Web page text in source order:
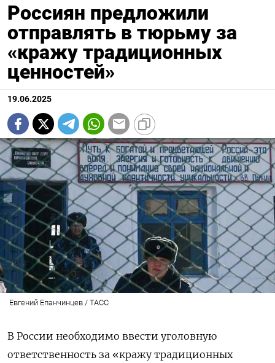
Россиян предложили
отправлять в тюрьму за
«кражу традиционных
ценностей»
19.06.2025
Евгений Епанчинцев / ТАСС
В России необходимо ввести уголовную
ответственность за «кражу традиционных